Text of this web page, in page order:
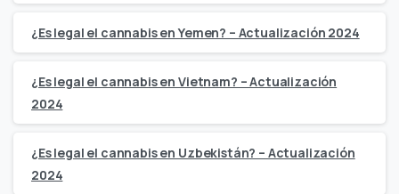
¿Es legal el cannabis en Yemen? – Actualización 2024
¿Es legal el cannabis en Vietnam? – Actualización
2024
¿Es legal el cannabis en Uzbekistán? – Actualización
2024